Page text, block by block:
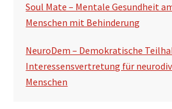
Soul Mate – Mentale Gesundheit
Menschen mit Behinderung
NeuroDem – Demokratische
Interessensvertretung für
Menschen